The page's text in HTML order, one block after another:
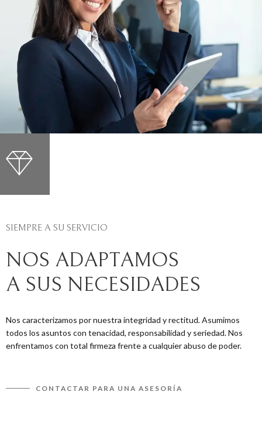
SIEMPRE A SU SERVICIO
NOS ADAPTAMOS
A SUS NECESIDADES
Nos caracterizamos por nuestra integridad y rectitud. Asumimos
todos los asuntos con tenacidad, responsabilidad y seriedad. Nos
enfrentamos con total firmeza frente a cualquier abuso de poder.
CONTACTAR PARA UNA ASESORÍA